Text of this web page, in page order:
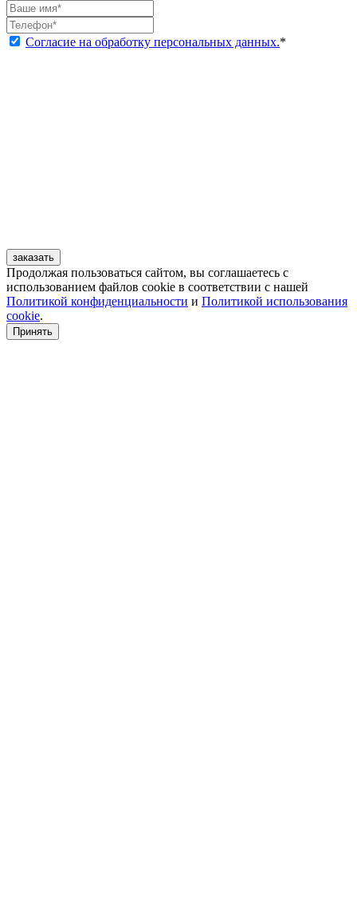
Согласие на обработку персональных данных.*
заказать
Продолжая пользоваться сайтом, вы соглашаетесь с
использованием файлов cookie в соответствии с нашей
Политикой конфиденциальности и Политикой использования
cookie.
Принять